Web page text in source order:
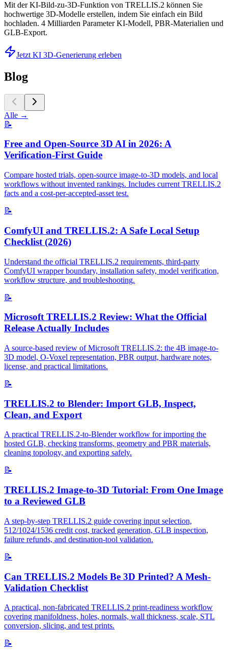
Mit der KI-Bild-zu-3D-Funktion von TRELLIS.2 können Sie
hochwertige 3D-Modelle erstellen, indem Sie einfach ein Bild
hochladen. 4 Milliarden Parameter KI-Modell, PBR-Materialien und
GLB-Export.
Jetzt KI 3D-Generierung erleben
Blog
Alle →
📝
Free and Open-Source 3D AI in 2026: A
Verification-First Guide
Compare hosted trials, open-source image-to-3D models, and local
workflows without invented rankings. Includes current TRELLIS.2
facts and a cost-per-accepted-asset test.
📝
ComfyUI and TRELLIS.2: A Safe Local Setup
Checklist (2026)
Understand the official TRELLIS.2 requirements, third-party
ComfyUI wrapper boundary, installation safety, model verification,
workflow structure, and troubleshooting.
📝
Microsoft TRELLIS.2 Review: What the Official
Release Actually Includes
A source-based review of Microsoft TRELLIS.2: the 4B image-to-
3D model, O-Voxel representation, PBR output, hardware notes,
license, and practical limitations.
📝
TRELLIS.2 to Blender: Import GLB, Inspect,
Clean, and Export
A practical TRELLIS.2-to-Blender workflow for importing the
hosted GLB, checking transforms, geometry and PBR materials,
cleaning topology, and exporting safely.
📝
TRELLIS.2 Image-to-3D Tutorial: From One Image
to a Reviewed GLB
A step-by-step TRELLIS.2 guide covering input selection,
512/1024/1536 credit cost, tracked generation, GLB inspection,
failure refunds, and destination-tool validation.
📝
Can TRELLIS.2 Models Be 3D Printed? A Mesh-
Validation Checklist
A practical, non-fabricated TRELLIS.2 print-readiness workflow
covering manifoldness, holes, normals, wall thickness, scale, STL
conversion, slicing, and test prints.
📝